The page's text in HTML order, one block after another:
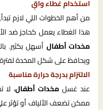
استخدام غطاء واقٍ
من أهم الخطوات اللي لازم
هذا الغطاء يعمل كحاجز ضد
مخدات أطفال أسهل بكثير.
ويحافظ على شكل المخدة
الالتزام بدرجة حرارة مناسبة
عند غسل مخدات أطفال، لا
ممكن تضعف الألياف أو تؤثر